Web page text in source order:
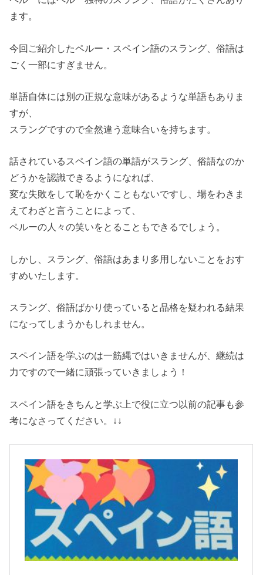
ます。
今回ご紹介したペルー・スペイン語のスラング、俗語は
ごく一部にすぎません。
単語自体には別の正規な意味があるような単語もありま
すが、
スラングですので全然違う意味合いを持ちます。
話されているスペイン語の単語がスラング、俗語なのか
どうかを認識できるようになれば、
変な失敗をして恥をかくこともないですし、場をわきま
えてわざと言うことによって、
ペルーの人々の笑いをとることもできるでしょう。
しかし、スラング、俗語はあまり多用しないことをおす
すめいたします。
スラング、俗語ばかり使っていると品格を疑われる結果
になってしまうかもしれません。
スペイン語を学ぶのは一筋縄ではいきませんが、継続は
力ですので一緒に頑張っていきましょう！
スペイン語をきちんと学ぶ上で役に立つ以前の記事も参
考になさってください。↓↓